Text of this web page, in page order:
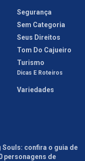
Segurança
Sem Categoria
Seus Direitos
Tom Do Cajueiro
Turismo
Dicas E Roteiros
Variedades
Souls: confira o guia de
personagens de